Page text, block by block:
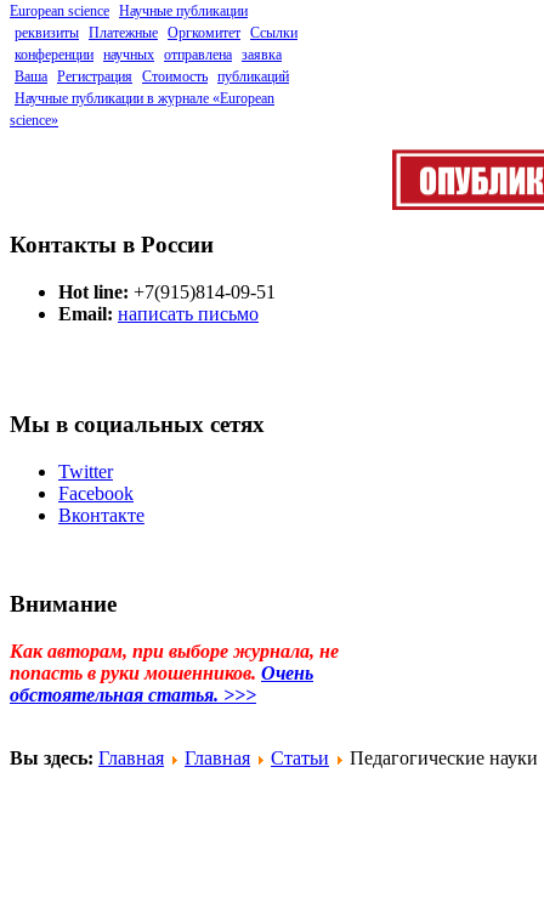
European science Научные публикации
реквизиты Платежные Оргкомитет Ссылки
конференции научных отправлена заявка
Ваша Регистрация Стоимость публикаций
Научные публикации в журнале «European
science»
Контакты в России
Hot line: +7(915)814-09-51
Email: написать письмо
Мы в социальных сетях
Twitter
Facebook
Вконтакте
Внимание
Как авторам, при выборе журнала, не
попасть в руки мошенников. Очень
обстоятельная статья. >>>
Вы здесь: Главная Главная Статьи Педагогические науки